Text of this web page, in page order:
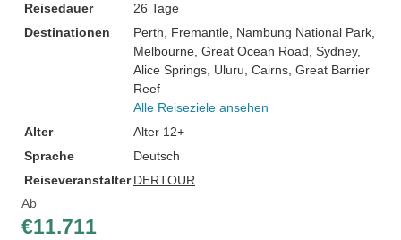
Reisedauer
26 Tage
Destinationen
Perth , Fremantle , Nambung National Park
Melbourne , Great Ocean Road , Sydney,
Alice Springs , Uluru , Cairns , Great Barrier
Reef
Alle Reiseziele ansehen
Alter
Alter 12+
Sprache
Deutsch
Reiseveranstalter DERTOUR
Ab
€11.711